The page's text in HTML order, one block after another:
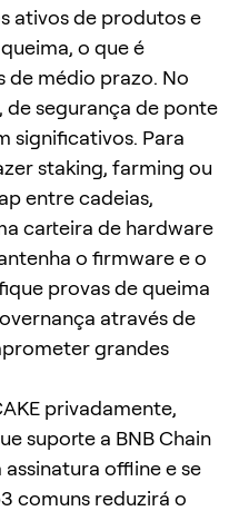
ativos de produtos e
o que é
médio prazo. No
segurança de ponte
significativos. Para
staking, farming ou
entre cadeias,
carteira de hardware
o firmware e o
provas de queima
através de
grandes
privadamente,
suporte a BNB Chain
offline e se
comuns reduzirá o